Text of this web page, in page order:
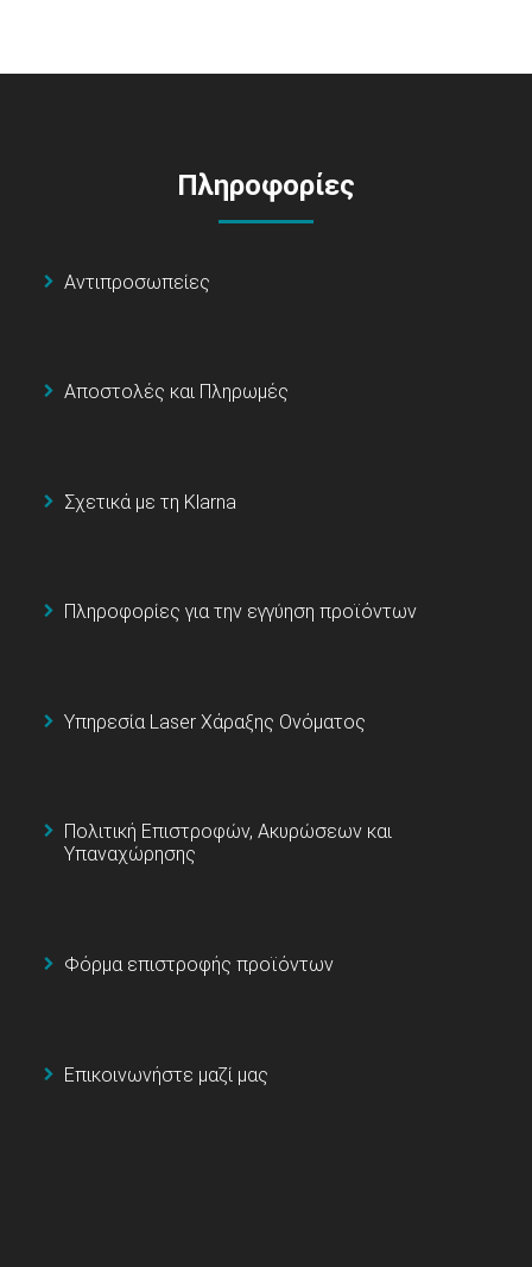
Πληροφορίες
Αντιπροσωπείες
Αποστολές και Πληρωμές
Σχετικά με τη Klarna
Πληροφορίες για την εγγύηση προϊόντων
Υπηρεσία Laser Χάραξης Ονόματος
Πολιτική Επιστροφών, Ακυρώσεων και
Υπαναχώρησης
Φόρμα επιστροφής προϊόντων
Επικοινωνήστε μαζί μας